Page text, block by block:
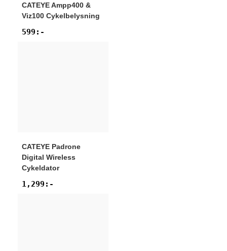
CATEYEAmpp400 &
Viz100 Cykelbelysning
599 :-
CATEYE Padrone
Digital Wireless
Cykeldator
1,299 :-